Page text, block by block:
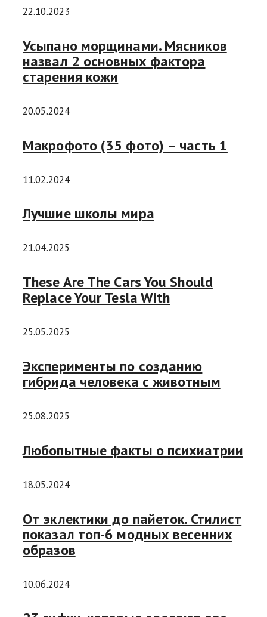
22.10.2023
Усыпано морщинами. Мясников
назвал 2 основных фактора
старения кожи
20.05.2024
Макрофото (35 фото) – часть 1
11.02.2024
Лучшие школы мира
21.04.2025
These Are The Cars You Should
Replace Your Tesla With
25.05.2025
Эксперименты по созданию
гибрида человека с животным
25.08.2025
Любопытные факты о психиатрии
18.05.2024
От эклектики до пайеток. Стилист
показал топ-6 модных весенних
образов
10.06.2024